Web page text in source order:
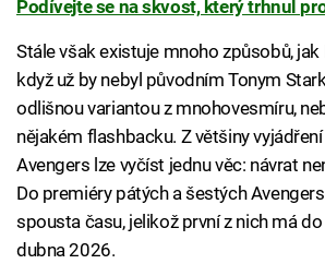
Podívejte se na skvost, který trhnul
Stále však existuje mnoho způsobů, jak
když už by nebyl původním Tonym
odlišnou variantou z mnohovesmíru,
nějakém flashbacku. Z většiny
Avengers lze vyčíst jednu věc: návrat
Do premiéry pátých a šestých
spousta času, jelikož první z nich má
dubna 2026.